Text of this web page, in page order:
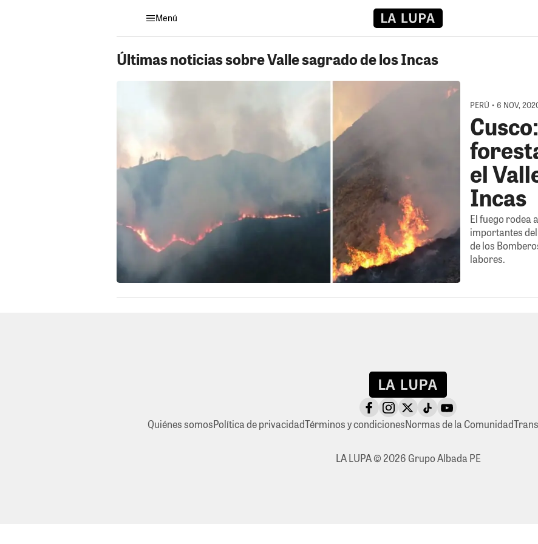
Menú
Últimas noticias sobre Valle sagrado de los Incas
PERÚ • 6 NOV,
el
Incas
El fuego rodea
importantes
de los
labores.
Quiénes somosPolítica de privacidadTérminos y condicionesNormas de la Comunidad
LA LUPA © 2026 Grupo Albada PE